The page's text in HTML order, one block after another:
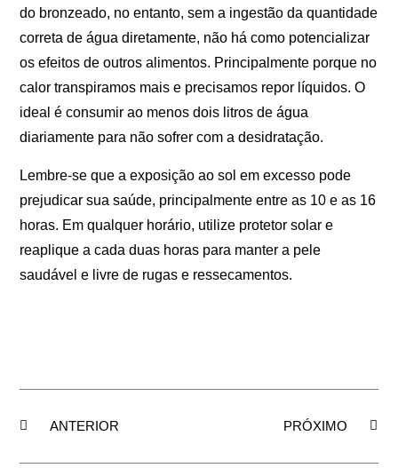
do bronzeado, no entanto, sem a ingestão da quantidade
correta de água diretamente, não há como potencializar
os efeitos de outros alimentos. Principalmente porque no
calor transpiramos mais e precisamos repor líquidos. O
ideal é consumir ao menos dois litros de água
diariamente para não sofrer com a desidratação.
Lembre-se que a exposição ao sol em excesso pode
prejudicar sua saúde, principalmente entre as 10 e as 16
horas. Em qualquer horário, utilize protetor solar e
reaplique a cada duas horas para manter a pele
saudável e livre de rugas e ressecamentos.
ANTERIOR PRÓXIMO